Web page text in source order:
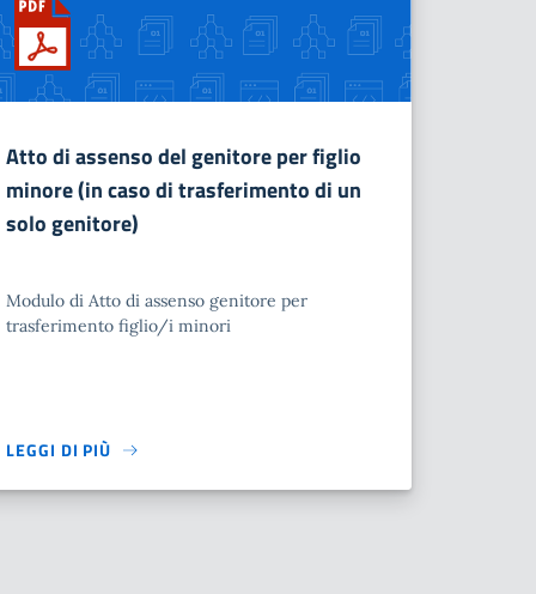
Atto di assenso del genitore per figlio
minore (in caso di trasferimento di un
solo genitore)
Modulo di Atto di assenso genitore per
trasferimento figlio/i minori
LEGGI DI PIÙ